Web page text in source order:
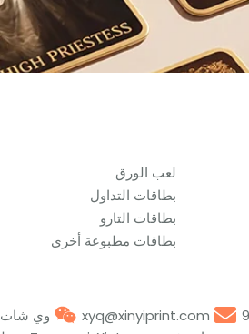
لعب الورق
بطاقات التداول
بطاقات التارو
بطاقات مطبوعة أخرى
xyq@xinyiprint.com
وي شات